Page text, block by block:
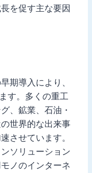
を促す主な要因
期導入により、
す。多くの重工
、鉱業、石油・
世界的な出来事
させています。
ソリューション
ノのインターネ